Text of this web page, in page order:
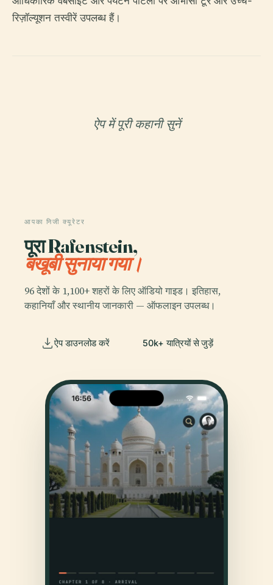
रिज़ॉल्यूशन तस्वीरें उपलब्ध हैं।
ऐप में पूरी कहानी सुनें
आपका निजी क्यूरेटर
पूरा Rafenstein,
बखूबी सुनाया गया।
96 देशों के 1,100+ शहरों के लिए ऑडियो गाइड। इतिहास,
कहानियाँ और स्थानीय जानकारी — ऑफलाइन उपलब्ध।
ऐप डाउनलोड करें 50k+ यात्रियों से जुड़ें